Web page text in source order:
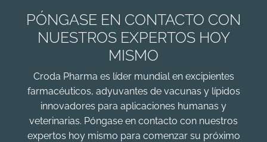
PÓNGASE EN CONTACTO CON
NUESTROS EXPERTOS HOY
MISMO
Croda Pharma es líder mundial en excipientes
farmacéuticos, adyuvantes de vacunas y lípidos
innovadores para aplicaciones humanas y
veterinarias. Póngase en contacto con nuestros
expertos hoy mismo para comenzar su próximo